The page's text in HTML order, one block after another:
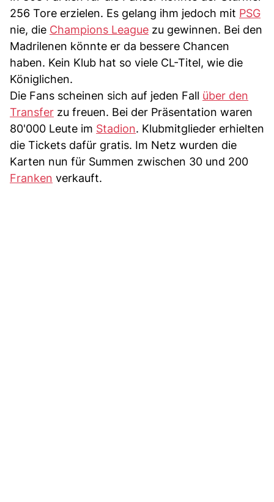
256 Tore erzielen. Es gelang ihm jedoch mit PSG
nie, die Champions League zu gewinnen. Bei den
Madrilenen könnte er da bessere Chancen
haben. Kein Klub hat so viele CL-Titel, wie die
Königlichen.
Die Fans scheinen sich auf jeden Fall über den
Transfer zu freuen. Bei der Präsentation waren
80'000 Leute im Stadion. Klubmitglieder erhielten
die Tickets dafür gratis. Im Netz wurden die
Karten nun für Summen zwischen 30 und 200
Franken verkauft.